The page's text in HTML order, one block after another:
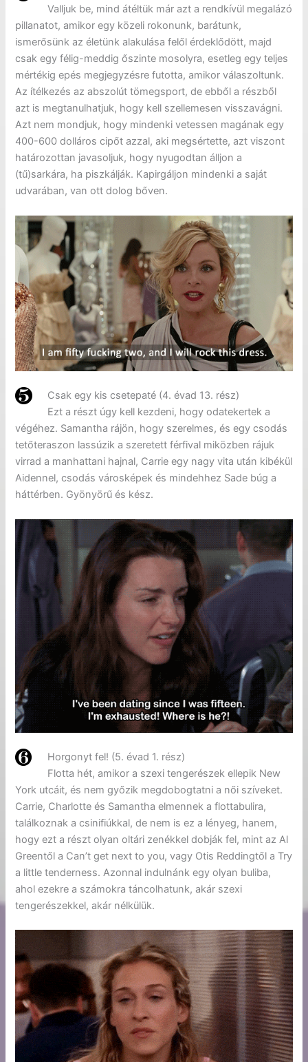
Valljuk be, mind átéltük már azt a rendkívül megalázó
pillanatot, amikor egy közeli rokonunk, barátunk,
ismerősünk az életünk alakulása felől érdeklődött, majd
csak egy félig-meddig őszinte mosolyra, esetleg egy teljes
mértékig epés megjegyzésre futotta, amikor válaszoltunk.
Az ítélkezés az abszolút tömegsport, de ebből a részből
azt is megtanulhatjuk, hogy kell szellemesen visszavágni.
Azt nem mondjuk, hogy mindenki vetessen magának egy
400-600 dolláros cipőt azzal, aki megsértette, azt viszont
határozottan javasoljuk, hogy nyugodtan álljon a
(tű)sarkára, ha piszkálják. Kapirgáljon mindenki a saját
udvarában, van ott dolog bőven.
Csak egy kis csetepaté (4. évad 13. rész)
Ezt a részt úgy kell kezdeni, hogy odatekertek a
végéhez. Samantha rájön, hogy szerelmes, és egy csodás
tetőteraszon lassúzik a szeretett férfival miközben rájuk
virrad a manhattani hajnal, Carrie egy nagy vita után kibékül
Aidennel, csodás városképek és mindehhez Sade búg a
háttérben. Gyönyörű és kész.
Horgonyt fel! (5. évad 1. rész)
Flotta hét, amikor a szexi tengerészek ellepik New
York utcáit, és nem győzik megdobogtatni a női szíveket.
Carrie, Charlotte és Samantha elmennek a flottabulira,
találkoznak a csinifiúkkal, de nem is ez a lényeg, hanem,
hogy ezt a részt olyan oltári zenékkel dobják fel, mint az Al
Greentől a Can’t get next to you, vagy Otis Reddingtől a Try
a little tenderness. Azonnal indulnánk egy olyan buliba,
ahol ezekre a számokra táncolhatunk, akár szexi
tengerészekkel, akár nélkülük.